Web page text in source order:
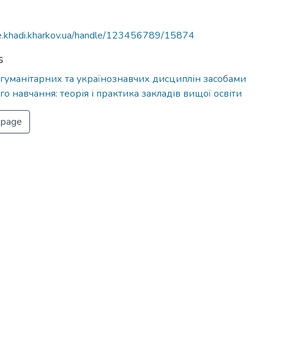
handle/123456789/15874
та українознавчих дисциплін засобами
навчання: теорія і практика закладів вищої освіти